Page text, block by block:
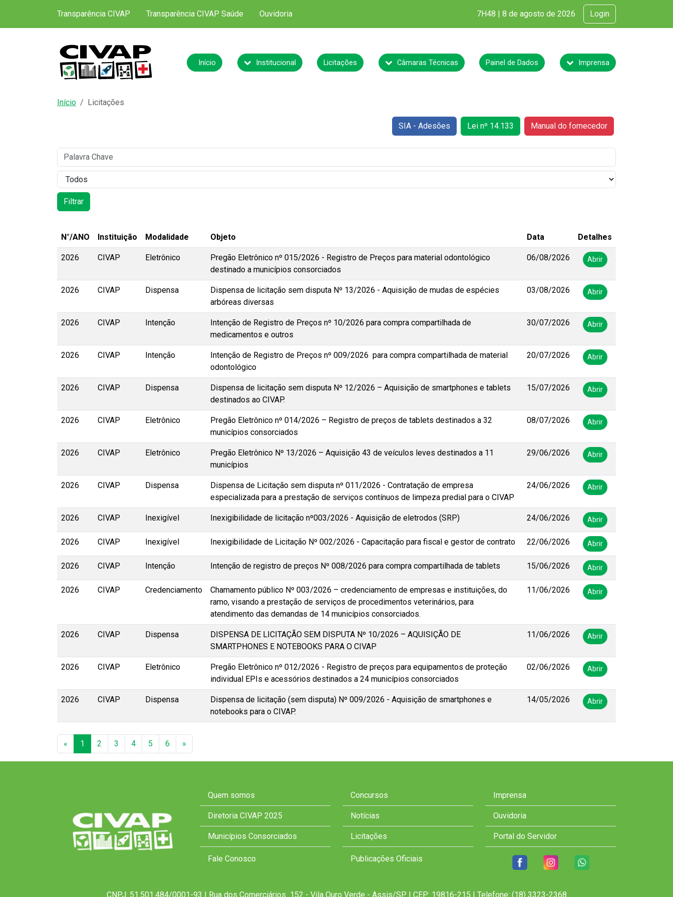
Transparência CIVAP Transparência CIVAP Saúde Ouvidoria 7H48 | 8 de agosto de 2026 Login
Início Institucional Licitações Câmaras Técnicas Painel de Dados Imprensa
Início Licitações
SIA - Adesões Lei nº 14.133 Manual do fornecedor
Palavra
Categoria
Filtrar
N°/ANO Instituição Modalidade Objeto Data Detalhes
2026 CIVAP Eletrônico
Pregão Eletrônico nº 015/2026 - Registro de Preços para material odontológico
destinado a municípios consorciados
06/08/2026 Abrir
2026 CIVAP Dispensa
Dispensa de licitação sem disputa Nº 13/2026 - Aquisição de mudas de espécies
arbóreas diversas
03/08/2026 Abrir
2026 CIVAP Intenção
Intenção de Registro de Preços nº 10/2026 para compra compartilhada de
medicamentos e outros
30/07/2026 Abrir
2026 CIVAP Intenção
Intenção de Registro de Preços nº 009/2026 para compra compartilhada de material
odontológico
20/07/2026 Abrir
2026 CIVAP Dispensa
Dispensa de licitação sem disputa Nº 12/2026 – Aquisição de smartphones e tablets
destinados ao CIVAP.
15/07/2026 Abrir
2026 CIVAP Eletrônico
Pregão Eletrônico nº 014/2026 – Registro de preços de tablets destinados a 32
municípios consorciados
08/07/2026 Abrir
2026 CIVAP Eletrônico
Pregão Eletrônico Nº 13/2026 – Aquisição 43 de veículos leves destinados a 11
municípios
29/06/2026 Abrir
2026 CIVAP Dispensa
Dispensa de Licitação sem disputa nº 011/2026 - Contratação de empresa
especializada para a prestação de serviços contínuos de limpeza predial para o CIVAP
24/06/2026 Abrir
2026 CIVAP Inexigível Inexigibilidade de licitação nº003/2026 - Aquisição de eletrodos (SRP) 24/06/2026 Abrir
2026 CIVAP Inexigível Inexigibilidade de Licitação Nº 002/2026 - Capacitação para fiscal e gestor de contrato 22/06/2026 Abrir
2026 CIVAP Intenção Intenção de registro de preços Nº 008/2026 para compra compartilhada de tablets 15/06/2026 Abrir
2026 CIVAP Credenciamento
Chamamento público Nº 003/2026 – credenciamento de empresas e instituições, do
ramo, visando a prestação de serviços de procedimentos veterinários, para
atendimento das demandas de 14 municípios consorciados.
11/06/2026 Abrir
2026 CIVAP Dispensa
DISPENSA DE LICITAÇÃO SEM DISPUTA Nº 10/2026 – AQUISIÇÃO DE
SMARTPHONES E NOTEBOOKS PARA O CIVAP
11/06/2026 Abrir
2026 CIVAP Eletrônico
Pregão Eletrônico nº 012/2026 - Registro de preços para equipamentos de proteção
individual EPIs e acessórios destinados a 24 municípios consorciados
02/06/2026 Abrir
2026 CIVAP Dispensa
Dispensa de licitação (sem disputa) Nº 009/2026 - Aquisição de smartphones e
notebooks para o CIVAP.
14/05/2026 Abrir
« 1 2 3 4 5 6 »
Quem somos
Diretoria CIVAP 2025
Municípios Consorciados
Fale Conosco
Concursos
Notícias
Licitações
Publicações Oficiais
Imprensa
Ouvidoria
Portal do Servidor
CNPJ: 51.501.484/0001-93 | Rua dos Comerciários 152 - Vila Ouro Verde - Assis/SP | CEP: 19816-215 | Telefone: (18) 3323-2368